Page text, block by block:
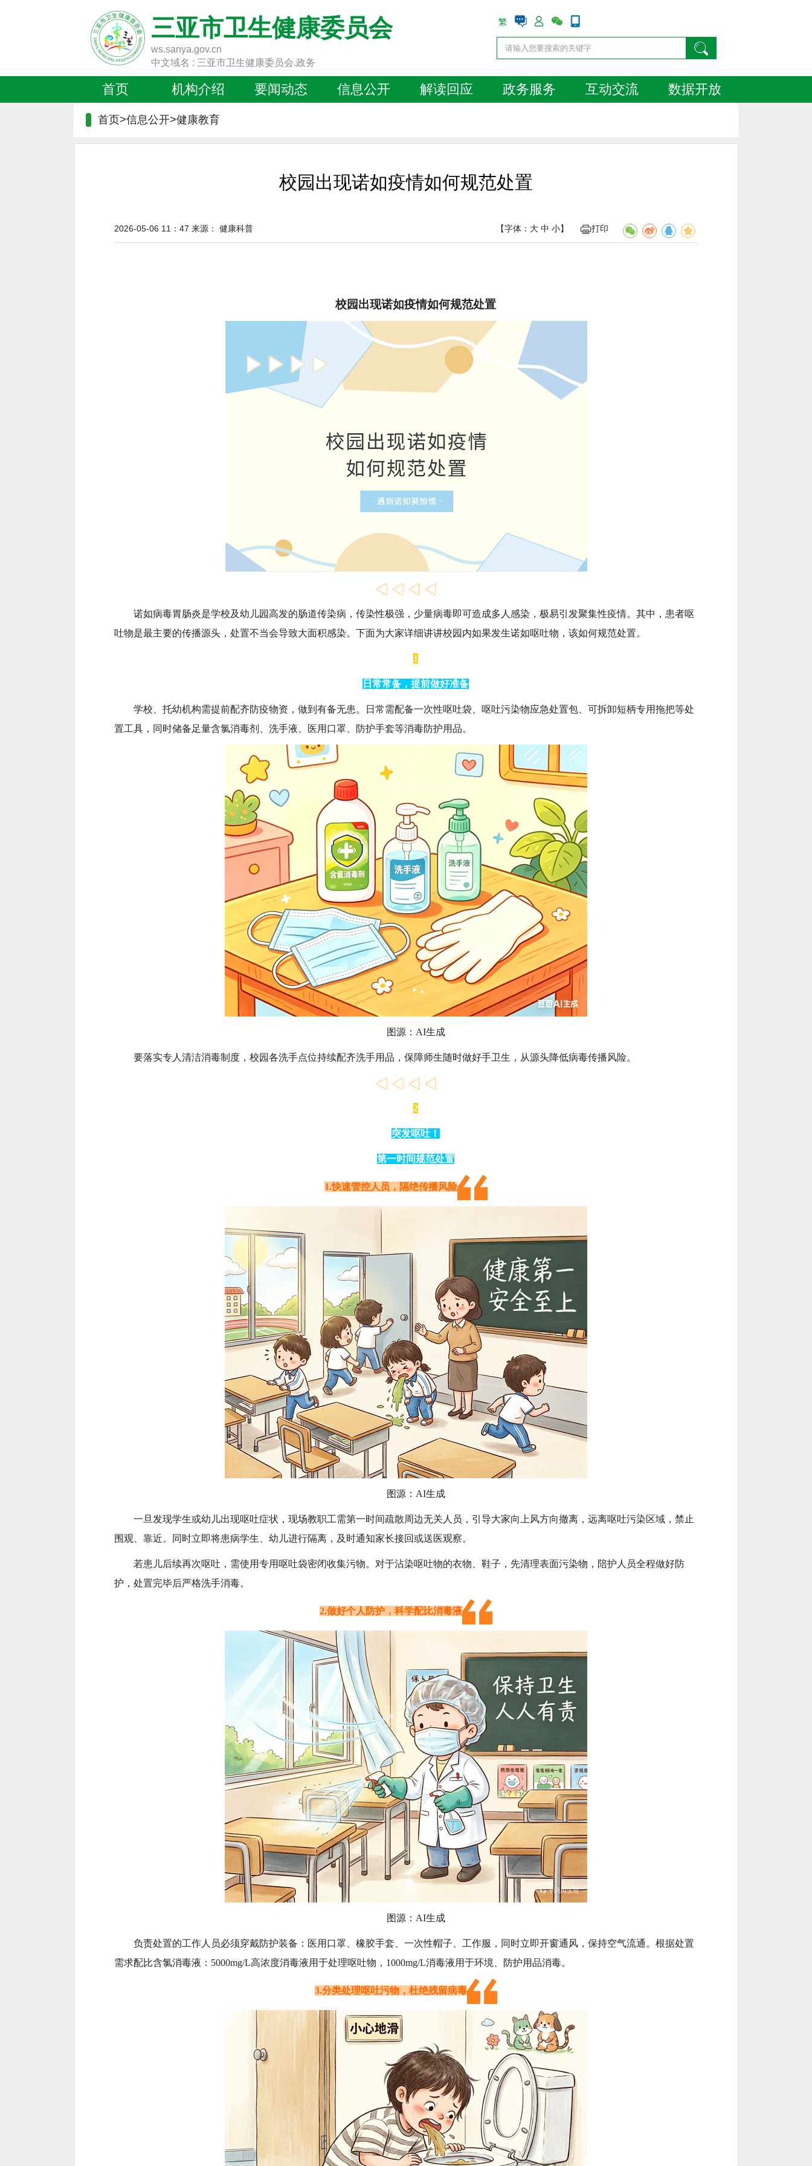
三亚市卫生健康委员会
ws.sanya.gov.cn
中文域名 : 三亚市卫生健康委员会.政务
繁
首页 机构介绍 要闻动态 信息公开 解读回应 政务服务 互动交流 数据开放
首页>信息公开>健康教育
校园出现诺如疫情如何规范处置
【字体： 大 中 小】 打印
2026-05-06 11：47 来源： 健康科普
校园出现诺如疫情如何规范处置
诺如病毒胃肠炎是学校及幼儿园高发的肠道传染病，传染性极强，少量病毒即可造成多人感染，极易引发聚集性疫情。其中，患者呕
吐物是最主要的传播源头，处置不当会导致大面积感染。下面为大家详细讲讲校园内如果发生诺如呕吐物，该如何规范处置。
1
日常常备，提前做好准备
学校、托幼机构需提前配齐防疫物资，做到有备无患。日常需配备一次性呕吐袋、呕吐污染物应急处置包、可拆卸短柄专用拖把等处
置工具，同时储备足量含氯消毒剂、洗手液、医用口罩、防护手套等消毒防护用品。
图源：AI生成
要落实专人清洁消毒制度，校园各洗手点位持续配齐洗手用品，保障师生随时做好手卫生，从源头降低病毒传播风险。
2
突发呕吐！
第一时间规范处置
1.快速管控人员，隔绝传播风险
图源：AI生成
一旦发现学生或幼儿出现呕吐症状，现场教职工需第一时间疏散周边无关人员，引导大家向上风方向撤离，远离呕吐污染区域，禁止
围观、靠近。同时立即将患病学生、幼儿进行隔离，及时通知家长接回或送医观察。
若患儿后续再次呕吐，需使用专用呕吐袋密闭收集污物。对于沾染呕吐物的衣物、鞋子，先清理表面污染物，陪护人员全程做好防
护，处置完毕后严格洗手消毒。
2.做好个人防护，科学配比消毒液
图源：AI生成
负责处置的工作人员必须穿戴防护装备：医用口罩、橡胶手套、一次性帽子、工作服，同时立即开窗通风，保持空气流通。根据处置
需求配比含氯消毒液：5000mg/L高浓度消毒液用于处理呕吐物，1000mg/L消毒液用于环境、防护用品消毒。
3.分类处理呕吐污物，杜绝残留病毒